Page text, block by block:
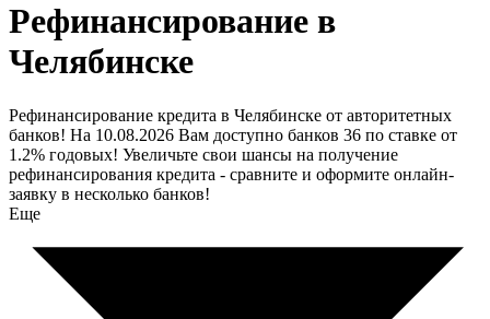
Рефинансирование в
Челябинске
Рефинансирование кредита в Челябинске от авторитетных
банков! На 10.08.2026 Вам доступно банков 36 по ставке от
1.2% годовых! Увеличьте свои шансы на получение
рефинансирования кредита - сравните и оформите онлайн-
заявку в несколько банков!
Еще